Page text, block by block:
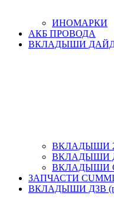
ИНОМАРКИ
АКБ ПРОВОДА
ВКЛАДЫШИ
ВКЛАДЫШИ
ВКЛАДЫШИ
ВКЛАДЫШИ
ЗАПЧАСТИ
ВКЛАДЫШИ ДЗВ (г